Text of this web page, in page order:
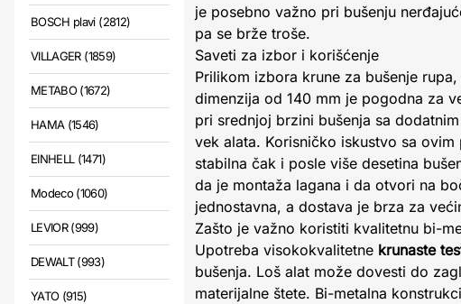
BOSCH plavi (2812)
VILLAGER (1859)
METABO (1672)
HAMA (1546)
EINHELL (1471)
Modeco (1060)
LEVIOR (999)
DEWALT (993)
YATO (915)
je posebno važno pri bušenju
pa se brže troše.
Saveti za izbor i korišćenje
Prilikom izbora krune za bušenje
dimenzija od 140 mm je pogodna za
pri srednjoj brzini bušenja sa
vek alata. Korisničko iskustvo sa
stabilna čak i posle više desetina
da je montaža lagana i da otvori na
jednostavna, a dostava je brza za
Zašto je važno koristiti kvalitetnu bi-
Upotreba visokokvalitetne krunaste
bušenja. Loš alat može dovesti do
materijalne štete. Bi-metalna